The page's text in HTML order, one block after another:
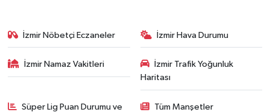
İzmir Nöbetçi Eczaneler İzmir Hava Durumu
İzmir Namaz Vakitleri
İzmir Trafik Yoğunluk
Haritası
Süper Lig Puan Durumu ve
Tüm Manşetler